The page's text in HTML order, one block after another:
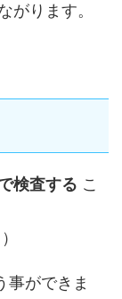
がります。
検査する こ
事ができま